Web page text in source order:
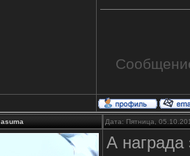
asuma Дата: Пятница,
А награда